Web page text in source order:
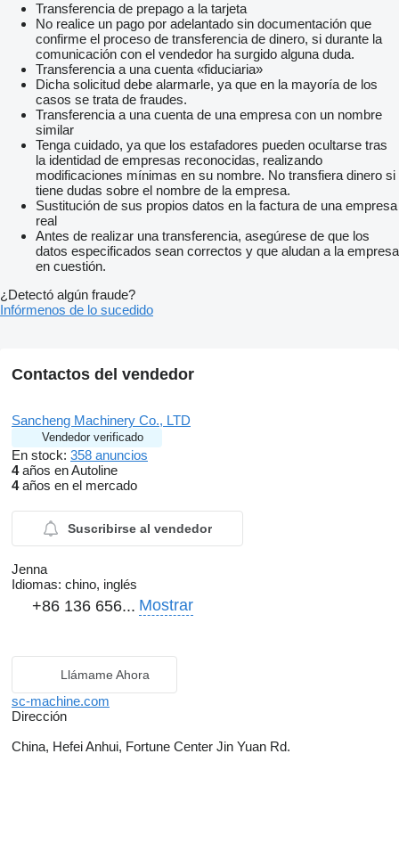
Transferencia de prepago a la tarjeta
No realice un pago por adelantado sin documentación que
confirme el proceso de transferencia de dinero, si durante la
comunicación con el vendedor ha surgido alguna duda.
Transferencia a una cuenta «fiduciaria»
Dicha solicitud debe alarmarle, ya que en la mayoría de los
casos se trata de fraudes.
Transferencia a una cuenta de una empresa con un nombre
similar
Tenga cuidado, ya que los estafadores pueden ocultarse tras
la identidad de empresas reconocidas, realizando
modificaciones mínimas en su nombre. No transfiera dinero si
tiene dudas sobre el nombre de la empresa.
Sustitución de sus propios datos en la factura de una empresa
real
Antes de realizar una transferencia, asegúrese de que los
datos especificados sean correctos y que aludan a la empresa
en cuestión.
¿Detectó algún fraude?
Infórmenos de lo sucedido
Contactos del vendedor
Sancheng Machinery Co., LTD
Vendedor verificado
En stock: 358 anuncios
4años en Autoline
4años en el mercado
Suscribirse al vendedor
Jenna
Idiomas: chino, inglés
+86 136 656... Mostrar
Llámame Ahora
sc-machine.com
Dirección
China, Hefei Anhui, Fortune Center Jin Yuan Rd.